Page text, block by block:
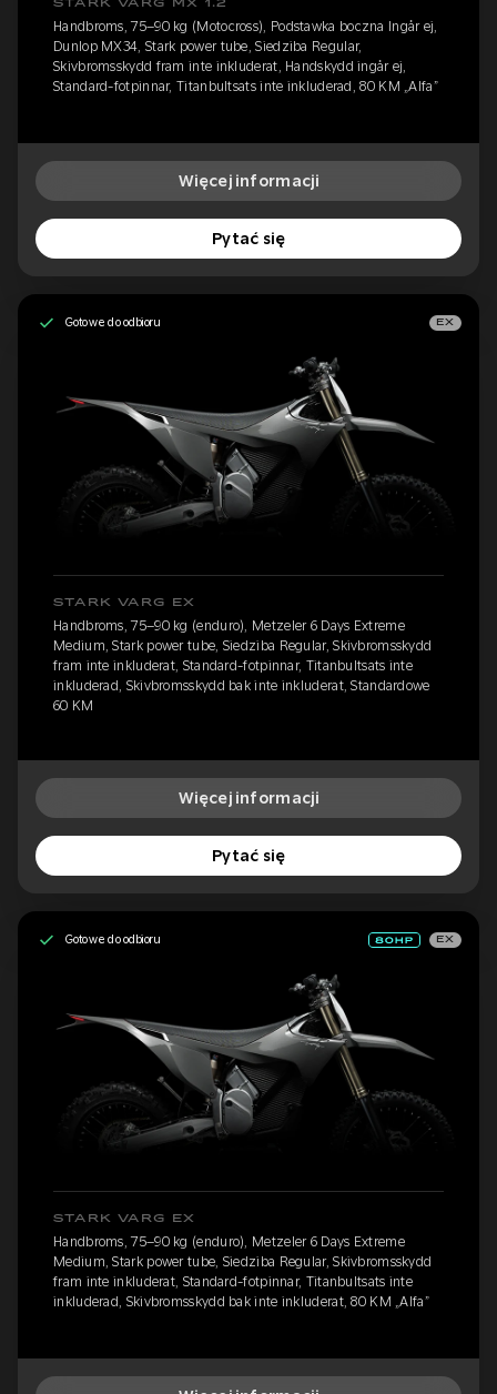
STARK VARG MX 1.2
Handbroms, 75–90 kg (Motocross), Podstawka boczna Ingår ej,
Dunlop MX34, Stark power tube, Siedziba Regular,
Skivbromsskydd fram inte inkluderat, Handskydd ingår ej,
Standard-fotpinnar, Titanbultsats inte inkluderad, 80 KM „Alfa”
Więcej informacji
Pytać się
Gotowe do odbioru EX
STARK VARG EX
Handbroms, 75–90 kg (enduro), Metzeler 6 Days Extreme
Medium, Stark power tube, Siedziba Regular, Skivbromsskydd
fram inte inkluderat, Standard-fotpinnar, Titanbultsats inte
inkluderad, Skivbromsskydd bak inte inkluderat, Standardowe
60 KM
Więcej informacji
Pytać się
Gotowe do odbioru EX
STARK VARG EX
Handbroms, 75–90 kg (enduro), Metzeler 6 Days Extreme
Medium, Stark power tube, Siedziba Regular, Skivbromsskydd
fram inte inkluderat, Standard-fotpinnar, Titanbultsats inte
inkluderad, Skivbromsskydd bak inte inkluderat, 80 KM „Alfa”